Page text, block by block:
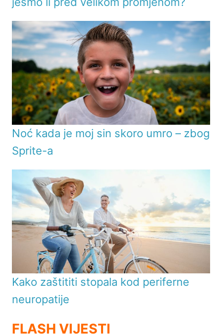
Noć kada je moj sin skoro umro – zbog
Sprite-a
Kako zaštititi stopala kod periferne
neuropatije
FLASH VIJESTI